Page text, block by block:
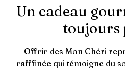
Un cadeau
toujours
Offrir des Mon Chéri
rafffinée qui témoigne du